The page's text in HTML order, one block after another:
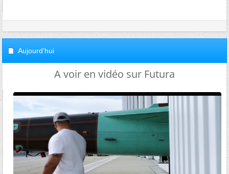
Aujourd'hui
A voir en vidéo sur Futura